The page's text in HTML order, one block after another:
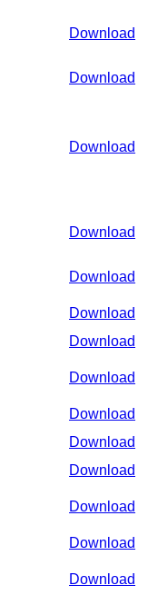
Download
Download
Download
Download
Download
Download
Download
Download
Download
Download
Download
Download
Download
Download